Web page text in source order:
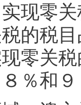
现零
的税
零关
％和